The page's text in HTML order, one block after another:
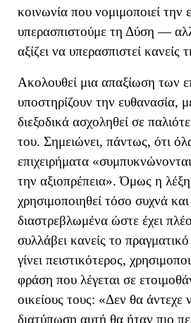
κοινωνία που νομιμοποιεί την
υπερασπιστούμε τη Δύση —
αξίζει να υπερασπιστεί κανείς
Ακολουθεί μια απαξίωση των
υποστηρίζουν την ευθανασία,
διεξοδικά ασχοληθεί σε
του. Σημειώνει, πάντως, ότι
επιχειρήματα «
την αξιοπρέπεια». Όμως η λέξη
χρησιμοποιηθεί τόσο συχνά
διαστρεβλωμένα ώστε έχει
συλλάβει κανείς το
γίνει πειστικότερος,
φράση που λέγεται σε
οικείους τους: «Δεν θα άντεχε
διατύπωση αυτή θα ήταν πιο